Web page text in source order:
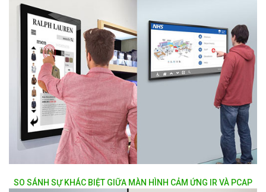
SO SÁNH SỰ KHÁC BIỆT GIỮA MÀN HÌNH CẢM ỨNG IR VÀ PCAP